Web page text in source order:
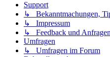
Support
↳ Bekanntmachungen,
↳ Impressum
↳ Feedback und Anfragen
Umfragen
↳ Umfragen im Forum